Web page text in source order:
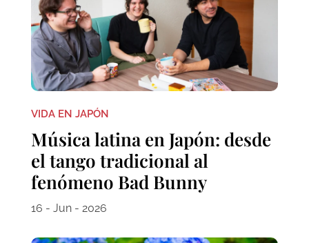
VIDA EN JAPÓN
Música latina en Japón: desde
el tango tradicional al
fenómeno Bad Bunny
16 - Jun - 2026